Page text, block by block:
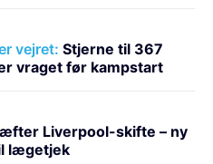
vejret: Stjerne til 367
vraget før kampstart
Liverpool-skifte – ny
lægetjek